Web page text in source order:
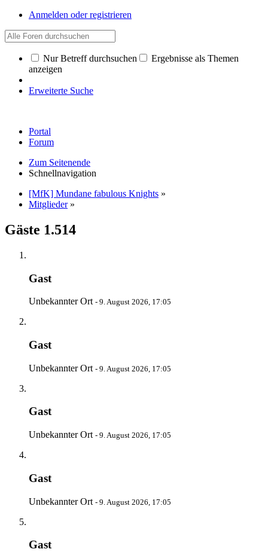
Anmelden oder registrieren
Nur Betreff durchsuchen
Ergebnisse als Themen
anzeigen
Erweiterte Suche
Portal
Forum
Zum Seitenende
Schnellnavigation
[MfK] Mundane fabulous Knights »
Mitglieder »
Gäste 1.514
Gast
Unbekannter Ort - 9. August 2026, 17:05
Gast
Unbekannter Ort - 9. August 2026, 17:05
Gast
Unbekannter Ort - 9. August 2026, 17:05
Gast
Unbekannter Ort - 9. August 2026, 17:05
Gast